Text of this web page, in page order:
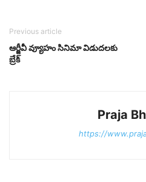
Previous article
ఆర్జీవీ వ్యూహం సినిమా విడుదలకు
బ్రేక్
Praja
https://